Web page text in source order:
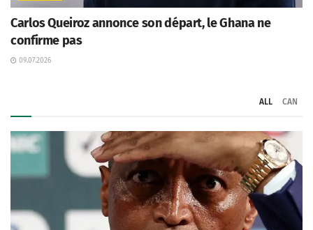
Carlos Queiroz annonce son départ, le Ghana ne
confirme pas
09.07.2026
ALL CAN